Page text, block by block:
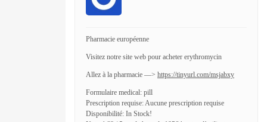
Pharmacie européenne
Visitez notre site web pour acheter erythromycin
Allez à la pharmacie —> https://tinyurl.com/msjabxy
Formulaire medical: pill
Prescription requise: Aucune prescription requise
Disponibilité: In Stock!